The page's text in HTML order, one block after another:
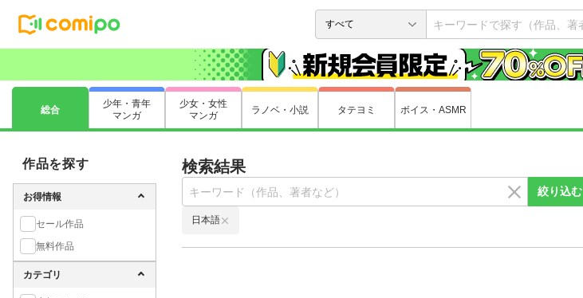
総合
少年・青年
マンガ
少女・女性
マンガ
ラノベ・小説 タテヨミ ボイス・ASMR
作品を探す
お得情報
セール作品
無料作品
カテゴリ
検索結果
絞り込む
日本語